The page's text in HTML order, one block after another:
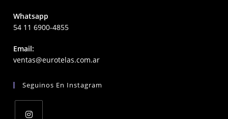
Whatsapp
54 11 6900-4855
Email:
ventas@eurotelas.com.arOpens
application
Seguinos En Instagram